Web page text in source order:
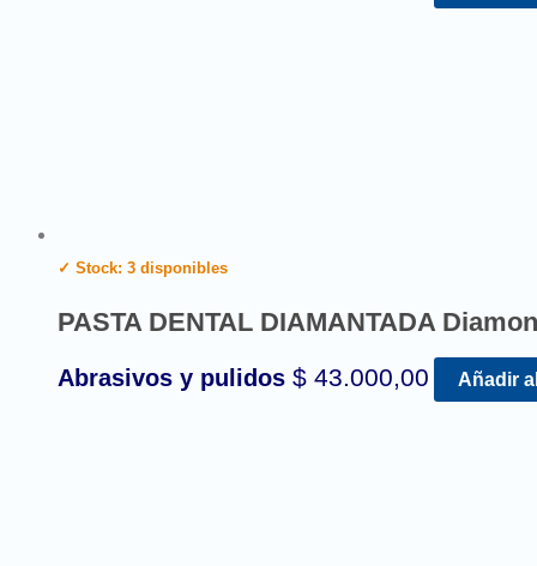
✓ Stock: 3 disponibles
PASTA DENTAL DIAMANTADA
Abrasivos y pulidos $ 43.000,00 Añadir